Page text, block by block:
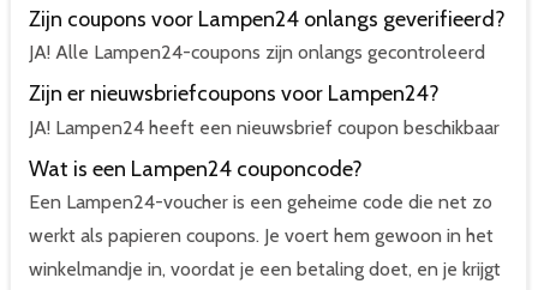
Zijn coupons voor Lampen24 onlangs geverifieerd?
JA! Alle Lampen24-coupons zijn onlangs gecontroleerd
Zijn er nieuwsbriefcoupons voor Lampen24?
JA! Lampen24 heeft een nieuwsbrief coupon beschikbaar
Wat is een Lampen24 couponcode?
Een Lampen24-voucher is een geheime code die net zo
werkt als papieren coupons. Je voert hem gewoon in het
winkelmandje in, voordat je een betaling doet, en je krijgt